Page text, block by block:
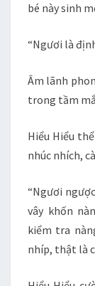
bé này sinh
“Ngươi là
Âm lãnh
trong tầm
Hiểu Hiểu
nhúc nhích,
“Ngươi
vây khốn
kiểm tra
nhíp, thật là